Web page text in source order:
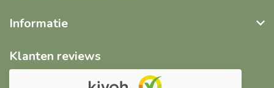
Informatie
Klanten reviews